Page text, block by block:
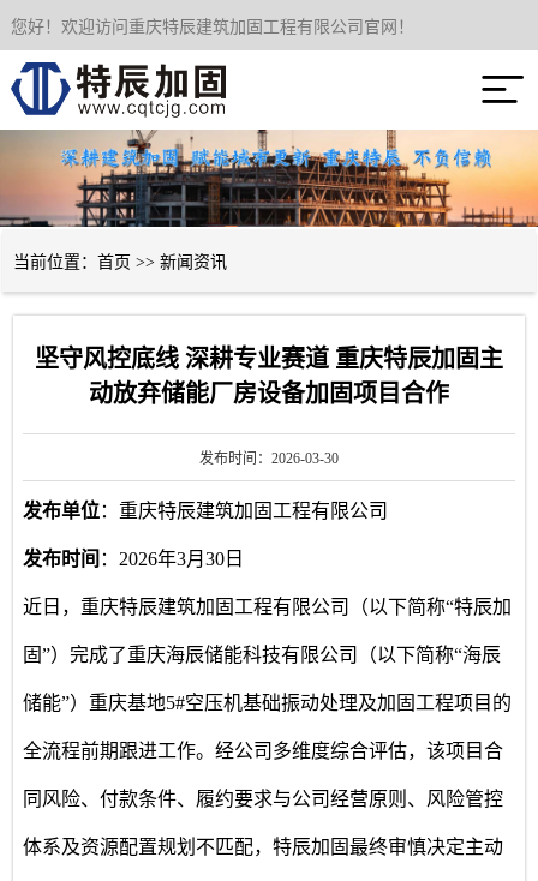
您好！欢迎访问重庆特辰建筑加固工程有限公司官网！

网站首页
服务项目
技术经验
当前位置： 首页 >> 新闻资讯
坚守风控底线 深耕专业赛道 重庆特辰加固主
动放弃储能厂房设备加固项目合作
发布时间：2026-03-30
发布单位： 重庆特辰建筑加固工程有限公司
发布时间 ： 2026年3月30日
近日， 重庆特辰建筑加固工程有限公司 （以下简称“特辰加
固”）完成了重庆海辰储能科技有限公司（以下简称“海辰
储能”）重庆基地5#空压机基础振动处理及加固工程项目的
全流程前期跟进工作。经公司多维度综合评估，该项目合
同风险、付款条件、履约要求与公司经营原则、风险管控
体系及资源配置规划不匹配，特辰加固最终审慎决定主动